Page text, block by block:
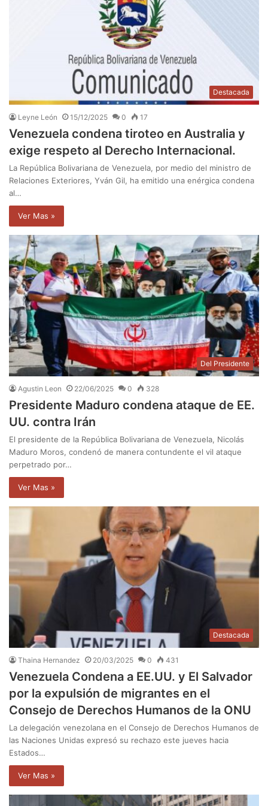
Destacada
Leyne León 15/12/2025 0 17
Venezuela condena tiroteo en Australia y
exige respeto al Derecho Internacional.
La República Bolivariana de Venezuela, por medio del ministro de
Relaciones Exteriores, Yván Gil, ha emitido una enérgica condena
al…
Ver Mas »
Del Presidente
Agustin Leon 22/06/2025 0 328
Presidente Maduro condena ataque de EE.
UU. contra Irán
El presidente de la República Bolivariana de Venezuela, Nicolás
Maduro Moros, condenó de manera contundente el vil ataque
perpetrado por…
Ver Mas »
Destacada
Thaina Hernandez 20/03/2025 0 431
Venezuela Condena a EE.UU. y El Salvador
por la expulsión de migrantes en el
Consejo de Derechos Humanos de la ONU
La delegación venezolana en el Consejo de Derechos Humanos de
las Naciones Unidas expresó su rechazo este jueves hacia
Estados…
Ver Mas »